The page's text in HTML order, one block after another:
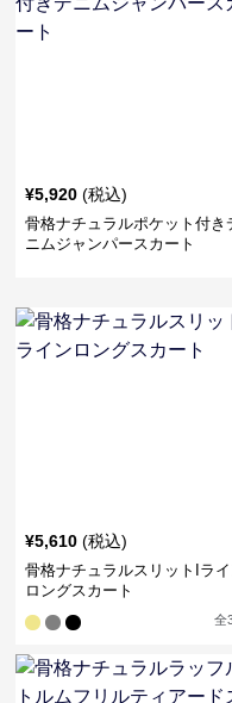
¥5,920 (税込)
骨格ナチュラルポケット付き
ニムジャンパースカート
¥5,610 (税込)
骨格ナチュラルスリットIラ
ロングスカート
全